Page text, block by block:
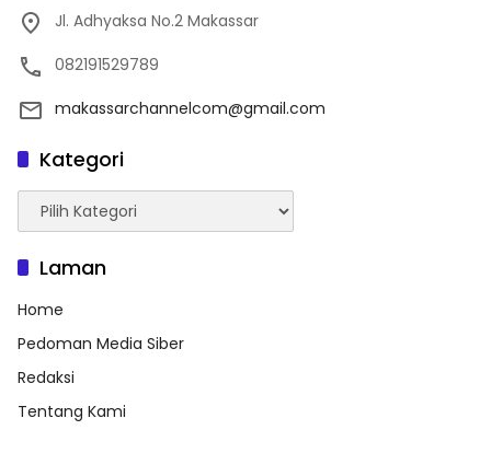
Jl. Adhyaksa No.2 Makassar
082191529789
makassarchannelcom@gmail.com
Kategori
Kategori
Laman
Home
Pedoman Media Siber
Redaksi
Tentang Kami